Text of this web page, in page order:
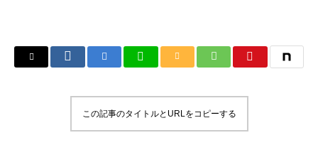
この記事のタイトルとURLをコピーする